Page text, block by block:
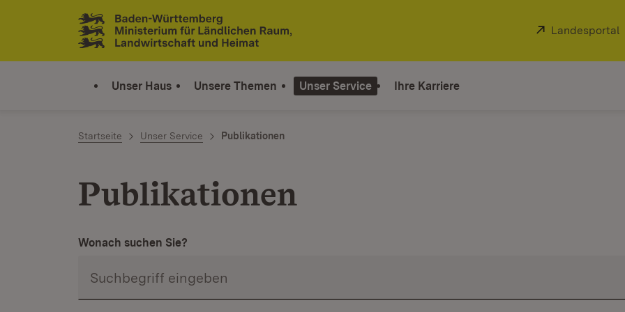
Zum Inhalt springen
Link zur Startseite
Extern:
Landesportal
Unser Haus Unsere Themen Unser Service Ihre Karriere
Startseite Unser Service Publikationen
Publikationen
Wonach suchen Sie?